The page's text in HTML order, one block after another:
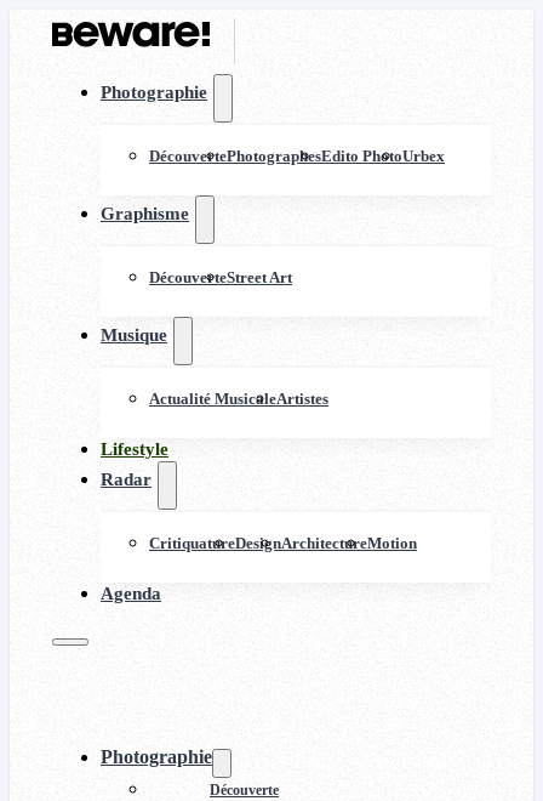
Photographie
DécouvertePhotographesEdito PhotoUrbex
Graphisme
DécouverteStreet Art
Musique
Actualité MusicaleArtistes
Lifestyle
Radar
CritiquatureDesignArchitectureMotion
Agenda
Photographie
Découverte